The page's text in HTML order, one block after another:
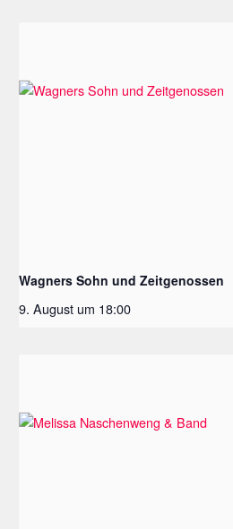
Wagners Sohn und Zeitgenossen
9. August um 18:00